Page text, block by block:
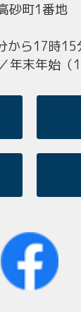
砂町1番地
から17時15
年末年始